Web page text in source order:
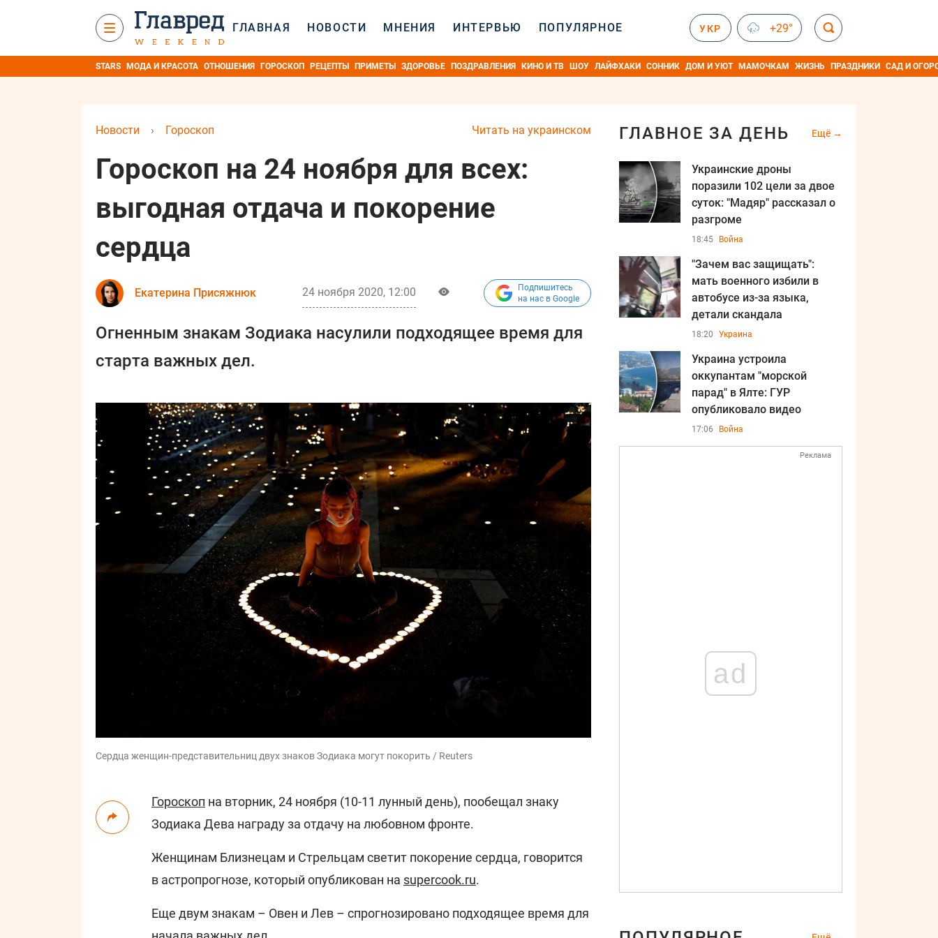
ГЛАВНАЯ НОВОСТИ МНЕНИЯ ИНТЕРВЬЮ ПОПУЛЯРНОЕ УКР +29°
STARS МОДА И КРАСОТА ОТНОШЕНИЯ ГОРОСКОП РЕЦЕПТЫ ПРИМЕТЫ ЗДОРОВЬЕ ПОЗДРАВЛЕНИЯ КИНО И ТВ ШОУ ЛАЙФХАКИ СОННИК ДОМ И УЮТ МАМОЧКАМ ЖИЗНЬ ПРАЗДНИКИ САД И
Читать на украинском
Новости › Гороскоп
Гороскоп на 24 ноября для всех:
выгодная отдача и покорение
сердца
Екатерина Присяжнюк 24 ноября 2020, 12:00
Подпишитесь
на нас в Google
Огненным знакам Зодиака насулили подходящее время для
старта важных дел.
Сердца женщин-представительниц двух знаков Зодиака могут покорить / Reuters
Гороскоп на вторник, 24 ноября (10-11 лунный день), пообещал знаку
Зодиака Дева награду за отдачу на любовном фронте.
Женщинам Близнецам и Стрельцам светит покорение сердца, говорится
в астропрогнозе, который опубликован на supercook.ru.
Еще двум знакам – Овен и Лев – спрогнозировано подходящее время для
ГЛАВНОЕ ЗА ДЕНЬ Ещё
Украинские дроны
поразили 102 цели за двое
суток: "Мадяр" рассказал о
разгроме
18:45 Война
"Зачем вас защищать":
мать военного избили в
автобусе из-за языка,
детали скандала
18:20 Украина
Украина устроила
оккупантам "морской
парад" в Ялте: ГУР
опубликовало видео
17:06 Война
Реклама
ad